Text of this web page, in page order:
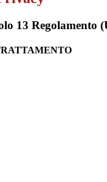
13 Regolamento